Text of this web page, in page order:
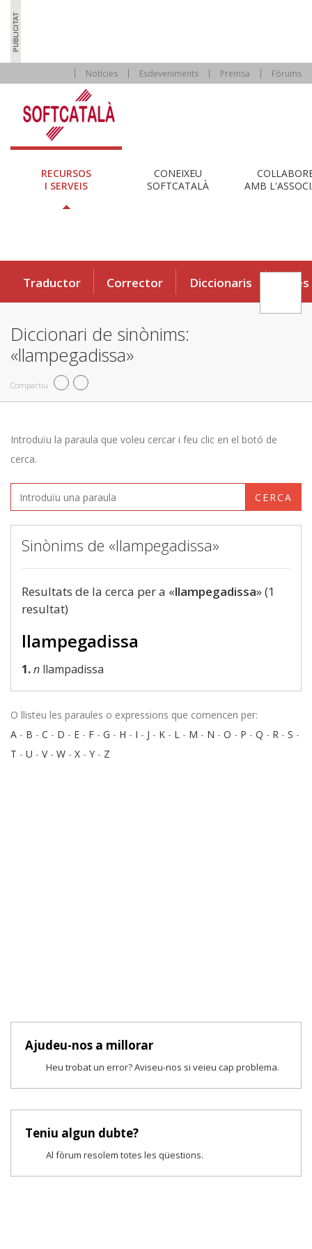
Notícies Esdeveniments Premsa Fòrums
RECURSOS
I SERVEIS
CONEIXEU
SOFTCATALÀ
AMB
Traductor Corrector Diccionaris Eines
Diccionari de sinònims:
«llampegadissa»
Compartiu
Introduïu la paraula que voleu cercar i feu clic en el botó de
cerca.
CERCA
Sinònims de «llampegadissa»
Resultats de la cerca per a «llampegadissa» (1
resultat)
llampegadissa
1.n llampadissa
O llisteu les paraules o expressions que comencen per:
A - B - C - D - E - F - G - H - I - J - K - L - M - N - O - P - Q - R - S -
T - U - V- W - X - Y - Z
Ajudeu-nos a millorar
Heu trobat un error? Aviseu-nos si veieu cap problema.
Teniu algun dubte?
Al fòrum resolem totes les qüestions.